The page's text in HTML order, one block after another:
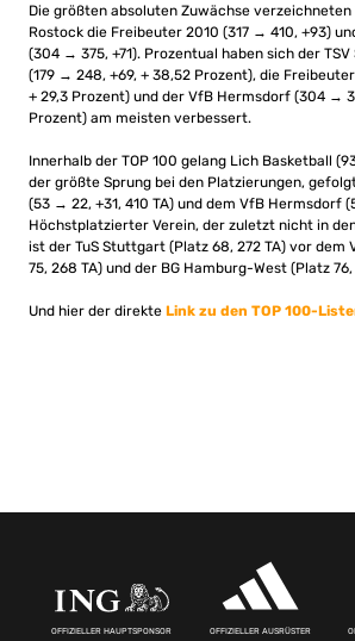
Die größten absoluten Zuwächse verzeichneten
Rostock die Freibeuter 2010 (317 → 410, +93)
(304 → 375, +71). Prozentual haben sich der
(179 → 248, +69, + 38,52 Prozent), die
+ 29,3 Prozent) und der VfB Hermsdorf (304 →
Prozent) am meisten verbessert.
Innerhalb der TOP 100 gelang Lich Basketball
der größte Sprung bei den Platzierungen,
(53 → 22, +31, 410 TA) und dem VfB Hermsdorf
Höchstplatzierter Verein, der zuletzt nicht in
ist der TuS Stuttgart (Platz 68, 272 TA) vor dem
75, 268 TA) und der BG Hamburg-West (Platz 76,
Und hier der direkte Link zu den TOP 100-
OFFIZIELLER HAUPTSPONSOR OFFIZIELLER AUSRÜSTER